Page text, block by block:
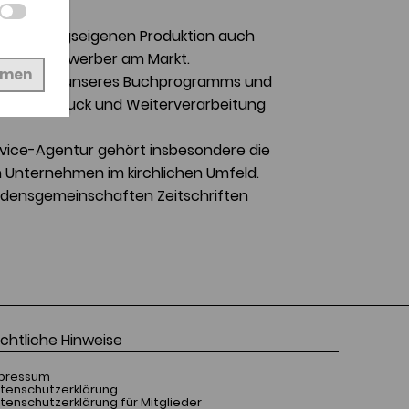
verlagseigenen Produktion auch
Mitbewerber am Markt.
unseres Buchprogramms und
Druck und Weiterverarbeitung
Agentur gehört insbesondere die
im kirchlichen Umfeld.
Zeitschriften
Hinweise
für Mitglieder